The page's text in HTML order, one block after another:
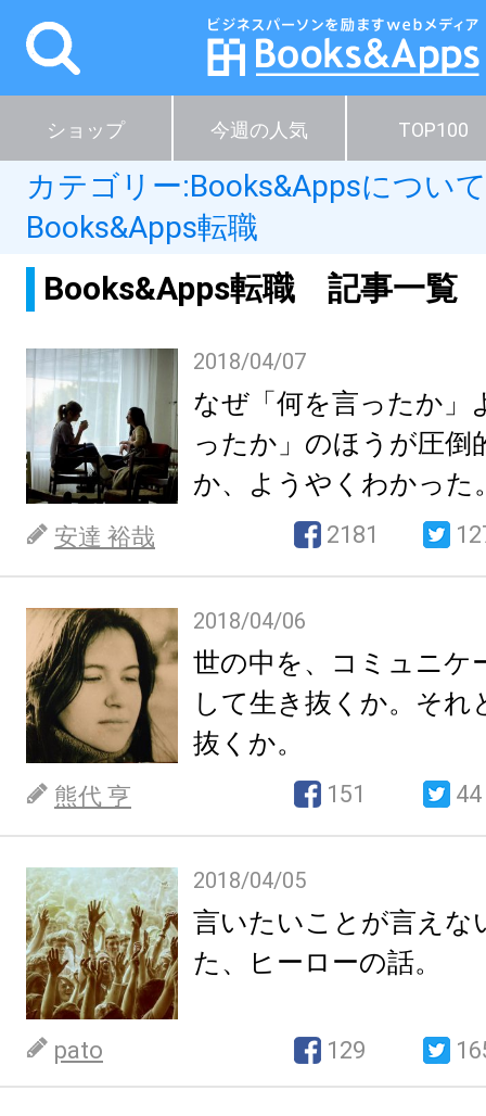
ショップ 今週の人気 TOP100
カテゴリー:Books&Appsについて
Books&Apps転職
Books&Apps転職 記事一覧
2018/04/07
なぜ「何を言ったか」
ったか」のほうが圧倒
か、ようやくわかった
安達 裕哉 2181
2018/04/06
世の中を、コミュニケ
して生き抜くか。それ
抜くか。
熊代 亨 151 44
2018/04/05
言いたいことが言えな
た、ヒーローの話。
pato 129